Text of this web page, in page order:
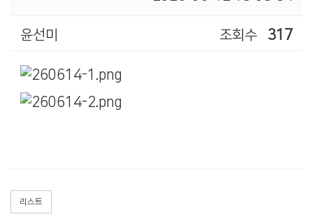
윤선미 조회수 317
리스트